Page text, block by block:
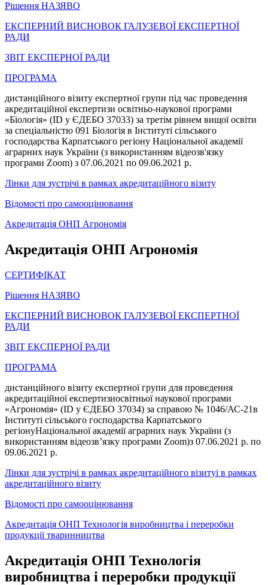
Рішення НАЗЯВО
ЕКСПЕРНИЙ ВИСНОВОК ГАЛУЗЕВОЇ ЕКСПЕРТНОЇ
РАДИ
ЗВІТ ЕКСПЕРНОЇ РАДИ
ПРОГРАМА
дистанційного візиту експертної групи під час проведення
акредитаційної експертизи освітньо-наукової програми
«Біологія» (ID у ЄДЕБО 37033) за третім рівнем вищої освіти
за спеціальністю 091 Біологія в Інституті сільського
господарства Карпатського регіону Національної академії
аграрних наук України (з використанням відеозв'язку
програми Zoom) з 07.06.2021 по 09.06.2021 р.
Лінки для зустрічі в рамках акредитаційного візиту
Відомості про самооцінювання
Акредитація ОНП Агрономія
Акредитація ОНП Агрономія
СЕРТИФІКАТ
Рішення НАЗЯВО
ЕКСПЕРНИЙ ВИСНОВОК ГАЛУЗЕВОЇ ЕКСПЕРТНОЇ
РАДИ
ЗВІТ ЕКСПЕРНОЇ РАДИ
ПРОГРАМА
дистанційного візиту експертної групи для проведення
акредитаційної експертизиосвітньої наукової програми
«Агрономія» (ID у ЄДЕБО 37034) за справою № 1046/АС-21в
Інституті сільського господарства Карпатського
регіонуНаціональної академії аграрних наук України (з
використанням відеозв’язку програми Zoom)з 07.06.2021 р. по
09.06.2021 р.
Лінки для зустрічі в рамках акредитаційного візитуі в рамках
акредитаційного візиту
Відомості про самооцінювання
Акредитація ОНП Технологія виробництва і переробки
продукції тваринництва
Акредитація ОНП Технологія
виробництва і переробки продукції